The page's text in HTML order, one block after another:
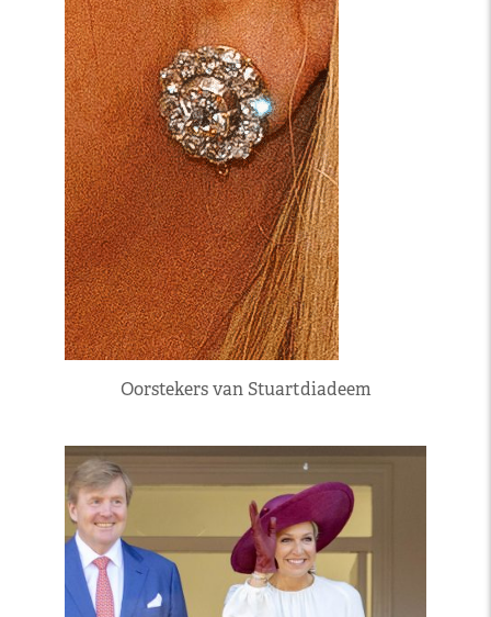
Oorstekers van Stuartdiadeem